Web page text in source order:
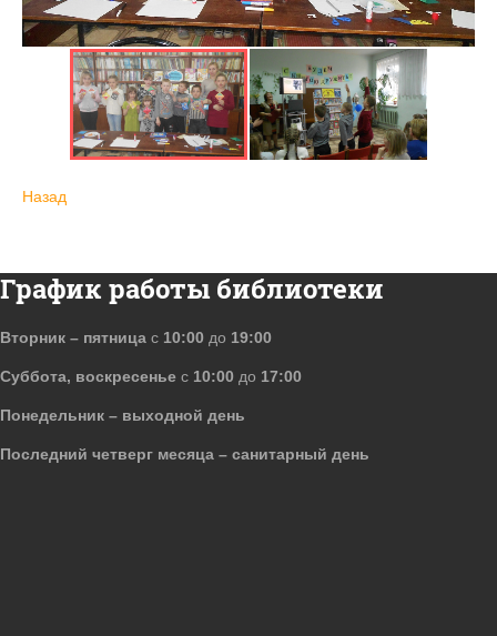
Назад
График работы библиотеки
Вторник – пятница с 10:00 до 19:00
Суббота, воскресенье с 10:00 до 17:00
Понедельник – выходной день
Последний четверг месяца – санитарный день